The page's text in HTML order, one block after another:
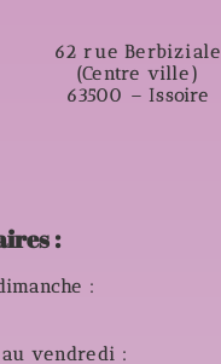
62 rue Berbiziale
(Centre ville)
63500 – Issoire
:
:
vendredi :